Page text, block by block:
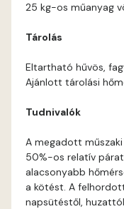
25 kg-os műanyag
Tárolás
Eltartható hűvös,
Ajánlott tárolási
Tudnivalók
A megadott
50%-os relatív
alacsonyabb
a kötést. A
napsütéstől,